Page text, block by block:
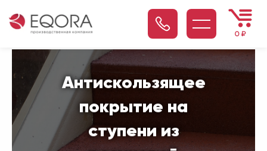
0 ₽
Антискользящее
покрытие на
ступени из